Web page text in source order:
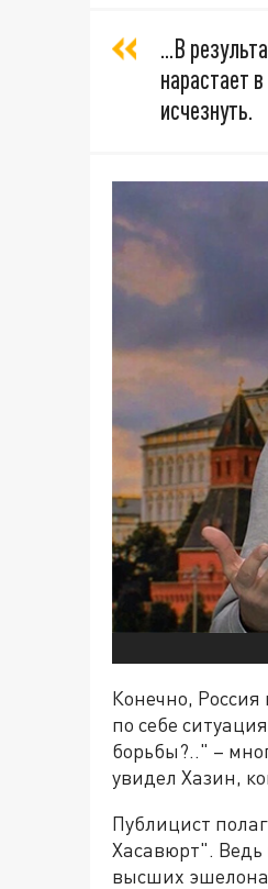
...В
нарастает
исчезнуть.
Конечно,
по себе
борьбы?.." –
увидел Хазин,
Публицист
Хасавюрт". Ведь
высших